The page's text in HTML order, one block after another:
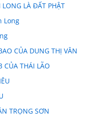
LÀ ĐẤT PHẬT
Long
CỦA DUNG THỊ VÂN
CỦA THÁI LÃO
TRỌNG SƠN